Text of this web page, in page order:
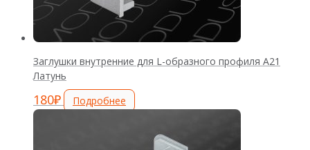
Заглушки внутренние для L-образного профиля А21
Латунь
180₽ Подробнее